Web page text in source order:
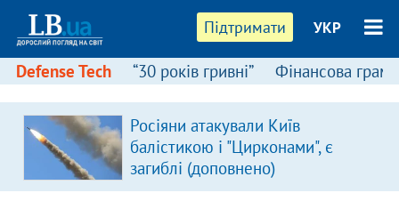
Підтримати УКР
Defense Tech “30 років гривні” Фінансова
Росіяни атакували Київ
балістикою і "Цирконами", є
загиблі (доповнено)